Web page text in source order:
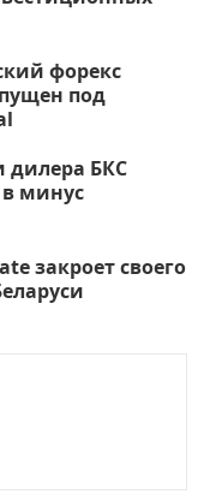
форекс
под
дилера БКС
минус
закроет своего